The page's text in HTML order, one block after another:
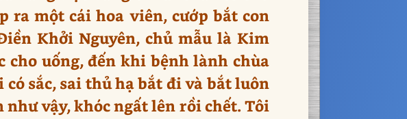
ra một cái hoa viên, cướp bắt con
Khởi Nguyên, chủ mẫu là Kim
cho uống, đến khi bệnh lành chùa
sắc, sai thủ hạ bắt đi và bắt luôn
vậy, khóc ngất lên rồi chết. Tôi